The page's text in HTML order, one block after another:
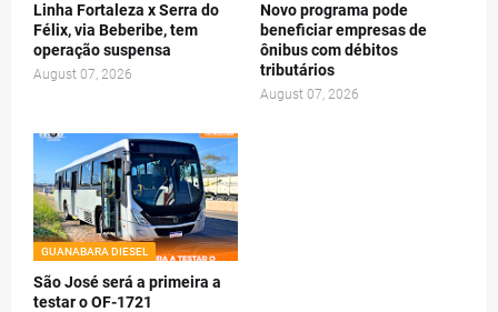
Linha Fortaleza x Serra do
Félix, via Beberibe, tem
operação suspensa
August 07, 2026
Novo programa pode
beneficiar empresas de
ônibus com débitos
tributários
August 07, 2026
GUANABARA DIESEL
São José será a primeira a
testar o OF-1721